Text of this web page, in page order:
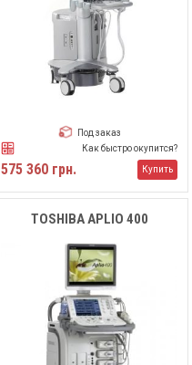
Под заказ
Как быстро окупится?
575 360 грн. Купить
TOSHIBA APLIO 400